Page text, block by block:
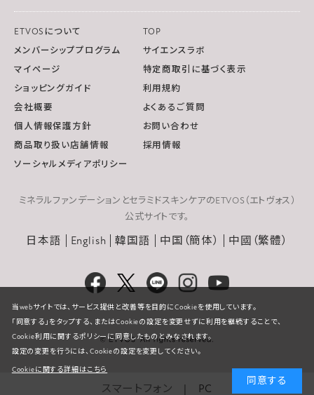
PC
スマートフォン
ETVOSについて
TOP
メンバーシッププログラム
サイエンスラボ
マイページ
特定商取引に基づく表示
ショッピングガイド
利用規約
会社概要
よくあるご質問
個人情報保護方針
お問い合わせ
商品取り扱い店舗情報
採用情報
ソーシャルメディアポリシー
ミネラルファンデーションとセラミドスキンケアのETVOS（エトヴォス）
公式サイトです。
日本語 English 韓国語 中国（簡体） 中國（繁體）
当webサイトでは、サービス提供と改善等を目的にCookieを使用しています。
「同意する」をタップする、またはCookieの設定を変更せずに利用を継続することで、
Cookie利用に関するポリシーに同意したものとみなされます。
設定の変更を行うには、Cookieの設定を変更してください。
Cookieに関する詳細はこちら
同意する